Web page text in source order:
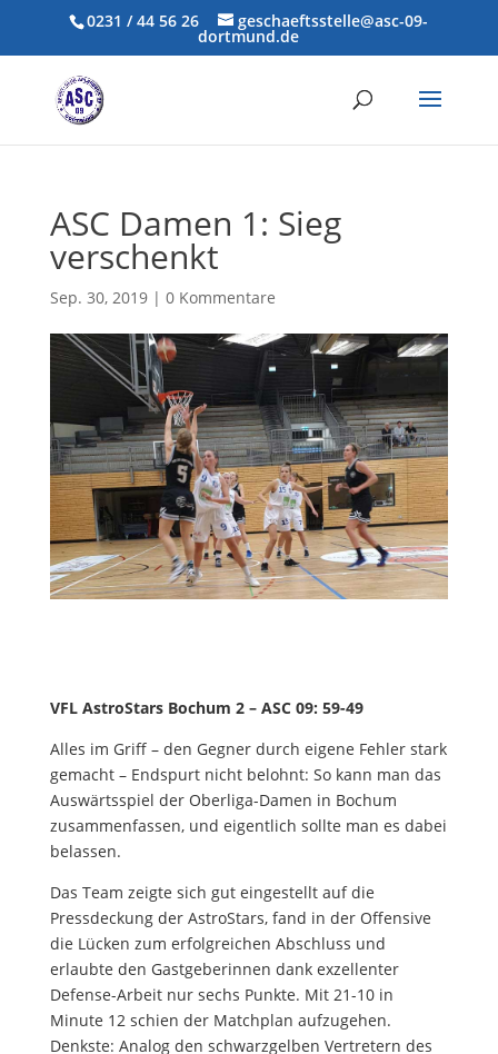
0231 / 44 56 26 geschaeftsstelle@asc-09-
dortmund.de
ASC Damen 1: Sieg
verschenkt
Sep. 30, 2019| 0 Kommentare
VFL AstroStars Bochum 2 – ASC 09: 59-49
Alles im Griff – den Gegner durch eigene Fehler stark
gemacht – Endspurt nicht belohnt: So kann man das
Auswärtsspiel der Oberliga-Damen in Bochum
zusammenfassen, und eigentlich sollte man es dabei
belassen.
Das Team zeigte sich gut eingestellt auf die
Pressdeckung der AstroStars, fand in der Offensive
die Lücken zum erfolgreichen Abschluss und
erlaubte den Gastgeberinnen dank exzellenter
Defense-Arbeit nur sechs Punkte. Mit 21-10 in
Minute 12 schien der Matchplan aufzugehen.
Denkste: Analog den schwarzgelben Vertretern des